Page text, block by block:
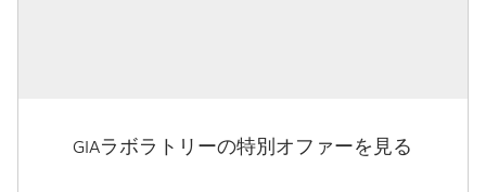
GIAラボラトリーの特別オファーを見る